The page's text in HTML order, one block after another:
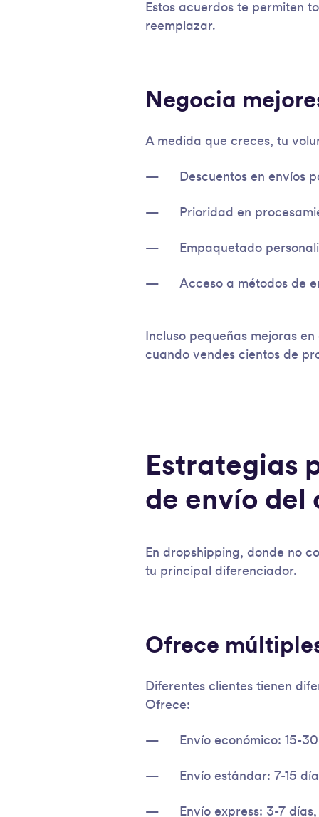
Estos acuerdos te permiten
reemplazar.
Negocia
A medida que creces, tu
Descuentos en envíos
Prioridad en
Empaquetado
Acceso a métodos de
Incluso pequeñas mejoras
cuando vendes cientos de
Estrategias
de envío del
En dropshipping, donde no
tu principal diferenciador.
Ofrece
Diferentes clientes tienen
Ofrece:
Envío económico: 15-
Envío estándar: 7-15
Envío express: 3-7